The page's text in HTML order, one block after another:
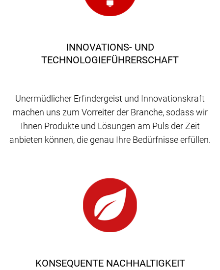
KONSEQUENTE NACHHALTIGKEIT
INNOVATIONS- UND
TECHNOLOGIEFÜHRERSCHAFT
Unermüdlicher Erfindergeist und Innovationskraft
machen uns zum Vorreiter der Branche, sodass wir
Ihnen Produkte und Lösungen am Puls der Zeit
anbieten können, die genau Ihre Bedürfnisse erfüllen.